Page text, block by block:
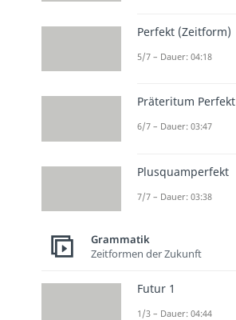
Perfekt (Zeitform)
5/7 – Dauer: 04:18
Präteritum Perfekt
6/7 – Dauer: 03:47
Plusquamperfekt
7/7 – Dauer: 03:38
Grammatik
Zeitformen der Zukunft
Futur 1
1/3 – Dauer: 04:44